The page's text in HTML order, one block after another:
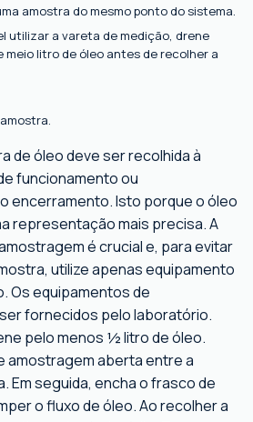
amostra do mesmo ponto do sistema.
utilizar a vareta de medição, drene
meio litro de óleo antes de recolher a
de óleo deve ser recolhida à
funcionamento ou
encerramento. Isto porque o óleo
representação mais precisa. A
é crucial e, para evitar
utilize apenas equipamento
Os equipamentos de
fornecidos pelo laboratório.
pelo menos ½ litro de óleo.
amostragem aberta entre a
Em seguida, encha o frasco de
o fluxo de óleo. Ao recolher a